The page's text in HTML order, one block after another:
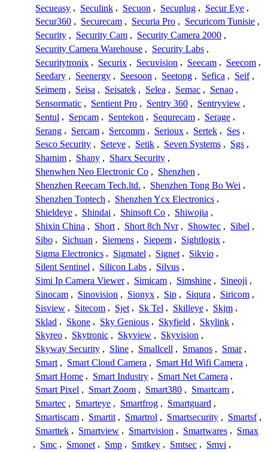
Secueasy , Seculink , Secuon , Secuplug , Secur Eye ,
Secur360 , Securecam , Securia Pro , Securicom Tunisie ,
Security , Security Cam , Security Camera 2000 ,
Security Camera Warehouse , Security Labs ,
Securitytronix , Securix , Secuvision , Seecam , Seecom ,
Seedary , Seenergy , Seesoon , Seetong , Sefica , Seif ,
Seimem , Seisa , Seisatek , Selea , Semac , Senao ,
Sensormatic , Sentient Pro , Sentry 360 , Sentryview ,
Sentul , Sepcam , Septekon , Sequrecam , Serage ,
Serang , Sercam , Sercomm , Serioux , Sertek , Ses ,
Sesco Security , Seteye , Setik , Seven Systems , Sgs ,
Shamim , Shany , Sharx Security ,
Shenwhen Neo Electronic Co , Shenzhen ,
Shenzhen Reecam Tech.ltd. , Shenzhen Tong Bo Wei ,
Shenzhen Toptech , Shenzhen Ycx Electronics ,
Shieldeye , Shindai , Shinsoft Co , Shiwojia ,
Shixin China , Short , Short 8ch Nvr , Showtec , Sibel ,
Sibo , Sichuan , Siemens , Siepem , Sightlogix ,
Sigma Electronics , Sigmatel , Signet , Sikvio ,
Silent Sentinel , Silicon Labs , Silvus ,
Simi Ip Camera Viewer , Simicam , Simshine , Sineoji ,
Sinocam , Sinovision , Sionyx , Sip , Siqura , Siricom ,
Sisview , Sitecom , Sjet , Sk Tel , Skilleye , Skjm ,
Sklad , Skone , Sky Genious , Skyfield , Skylink ,
Skyreo , Skytronic , Skyview , Skyvision ,
Skyway Security , Sline , Smallcell , Smanos , Smar ,
Smart , Smart Cloud Camera , Smart Hd Wifi Camera ,
Smart Home , Smart Industry , Smart Net Camera ,
Smart Pixel , Smart Zoom , Smart380 , Smartcam ,
Smartec , Smarteye , Smartfrog , Smartguard ,
Smartiscam , Smartit , Smartrol , Smartsecurity , Smartsf ,
Smarttek , Smartview , Smartvision , Smartwares , Smax
, Smc , Smonet , Smp , Smtkey , Smtsec , Smvi ,